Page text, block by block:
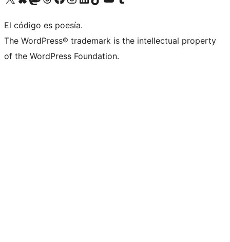
El código es poesía.
The WordPress® trademark is the intellectual property
of the WordPress Foundation.